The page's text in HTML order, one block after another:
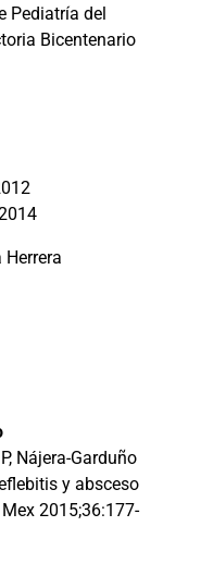
Pediatría del
Bicentenario
Herrera
Nájera-Garduño
y absceso
2015;36:177-